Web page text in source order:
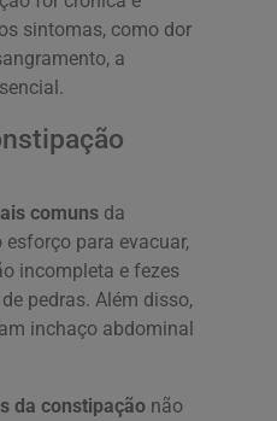
sintomas, como dor
a
comuns da
para evacuar,
incompleta e fezes
pedras. Além disso,
inchaço abdominal
da constipação não